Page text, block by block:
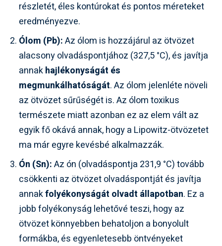
részletét, éles kontúrokat és pontos méreteket
eredményezve.
Ólom (Pb):Az ólom is hozzájárul az ötvözet
alacsony olvadáspontjához (327,5 °C), és javítja
annakhajlékonyságát és
megmunkálhatóságát. Az ólom jelenléte növeli
az ötvözet sűrűségét is. Az ólom toxikus
természete miatt azonban ez az elem vált az
egyik fő okává annak, hogy a Lipowitz-ötvözetet
ma már egyre kevésbé alkalmazzák.
Ón (Sn):Az ón (olvadáspontja 231,9 °C) tovább
csökkenti az ötvözet olvadáspontját és javítja
annakfolyékonyságát olvadt állapotban. Ez a
jobb folyékonyság lehetővé teszi, hogy az
ötvözet könnyebben behatoljon a bonyolult
formákba, és egyenletesebb öntvényeket